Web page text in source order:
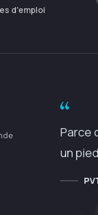
d'emploi
Parce
un